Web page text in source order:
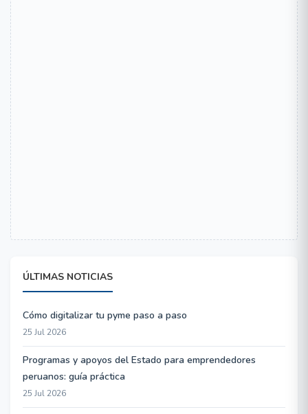
ÚLTIMAS NOTICIAS
Cómo digitalizar tu pyme paso a paso
25 Jul 2026
Programas y apoyos del Estado para emprendedores
peruanos: guía práctica
25 Jul 2026